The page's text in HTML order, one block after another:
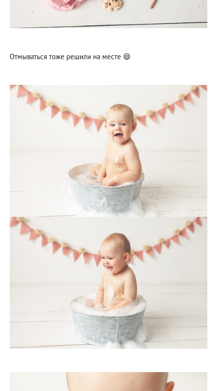
Отмываться тоже решили на месте 😄